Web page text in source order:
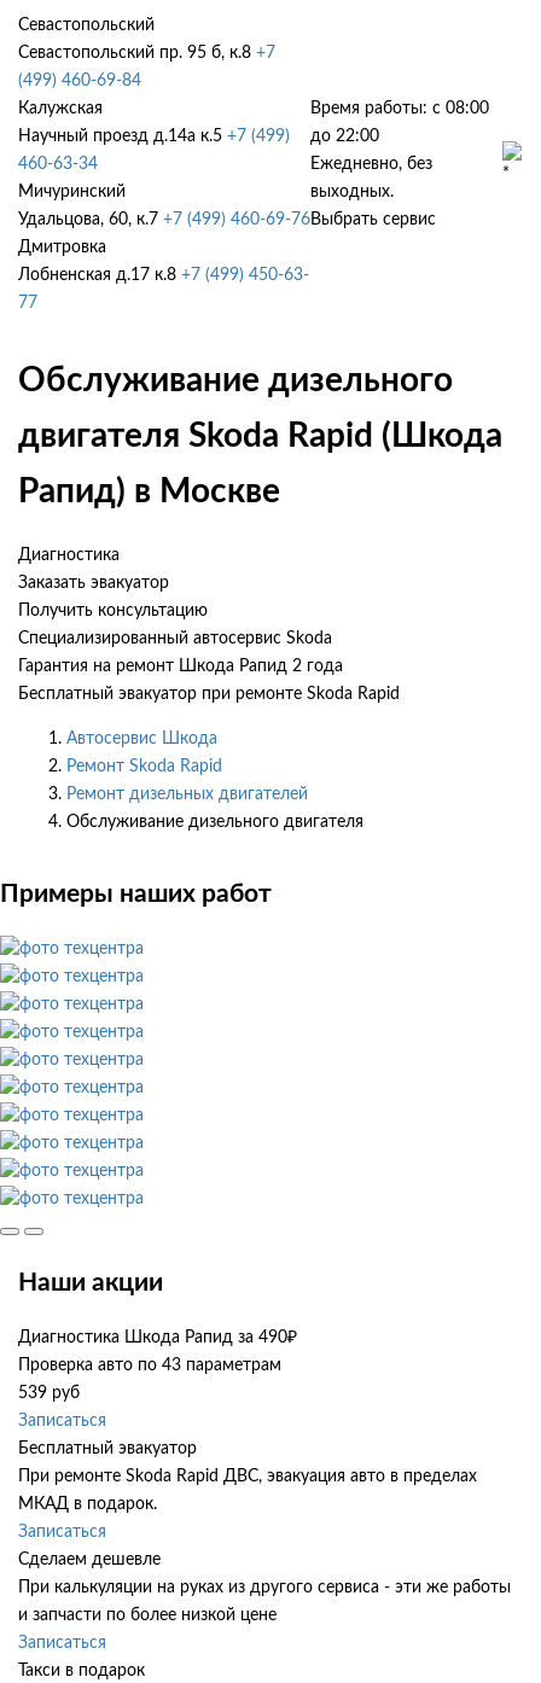
Севастопольский
Севастопольский пр. 95 б, к.8 +7
(499) 460-69-84
Калужская
Научный проезд д.14а к.5 +7 (499)
460-63-34
Мичуринский
Удальцова, 60, к.7 +7 (499) 460-69-76
Дмитровка
Лобненская д.17 к.8 +7 (499) 450-63-
77
Время работы: с 08:00
до 22:00
Ежедневно, без
выходных.
Выбрать сервис
Обслуживание дизельного
двигателя Skoda Rapid (Шкода
Рапид) в Москве
Диагностика
Заказать эвакуатор
Получить консультацию
Специализированный автосервис Skoda
Гарантия на ремонт Шкода Рапид 2 года
Бесплатный эвакуатор при ремонте Skoda Rapid
Автосервис Шкода
Ремонт Skoda Rapid
Ремонт дизельных двигателей
Обслуживание дизельного двигателя
Примеры наших работ
Наши акции
Диагностика Шкода Рапид за 490₽
Проверка авто по 43 параметрам
539 руб
Записаться
Бесплатный эвакуатор
При ремонте Skoda Rapid ДВС, эвакуация авто в пределах
МКАД в подарок.
Записаться
Сделаем дешевле
При калькуляции на руках из другого сервиса - эти же работы
и запчасти по более низкой цене
Записаться
Такси в подарок